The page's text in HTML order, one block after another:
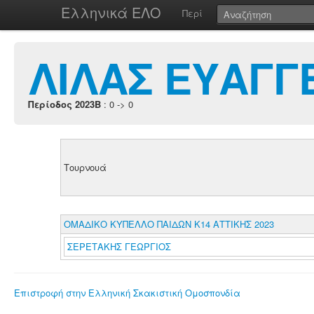
Ελληνικά ΕΛΟ Περί
ΛΙΛΑΣ
Περίοδος 2023B : 0 -> 0
Τουρνουά
ΟΜΑΔΙΚΟ ΚΥΠΕΛΛΟ ΠΑΙΔΩΝ Κ14 ΑΤΤΙΚΗΣ 2023
ΣΕΡΕΤΑΚΗΣ ΓΕΩΡΓΙΟΣ
Επιστροφή στην Ελληνική Σκακιστική Ομοσπονδία